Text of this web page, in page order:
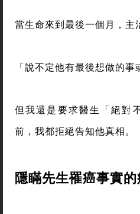
當生命來到最後一個月，主
「說不定他有最後想做的事
但我還是要求醫生「絕對
前，我都拒絕告知他真相。
隱瞞先生罹癌事實